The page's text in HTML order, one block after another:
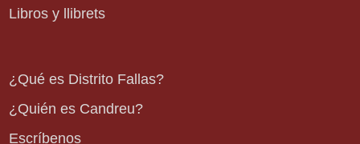
Libros y llibrets
¿Qué es Distrito Fallas?
¿Quién es Candreu?
Escríbenos